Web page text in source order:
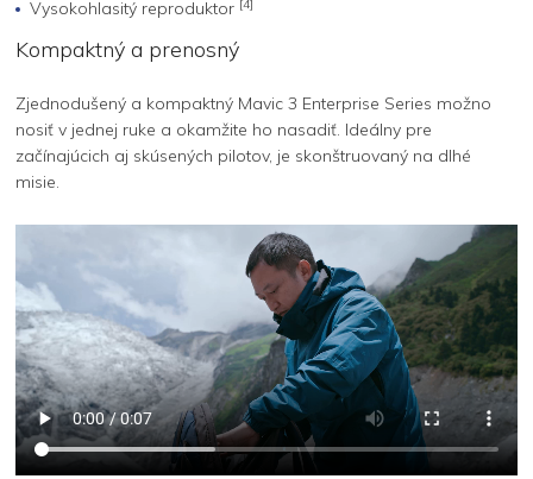
Vysokohlasitý reproduktor
Kompaktný a prenosný
Zjednodušený a kompaktný Mavic 3 Enterprise Series možno
nosiť v jednej ruke a okamžite ho nasadiť. Ideálny pre
začínajúcich aj skúsených pilotov, je skonštruovaný na dlhé
misie.